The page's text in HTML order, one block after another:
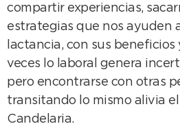
compartir experiencias,
estrategias que nos ayuden
lactancia, con sus beneficios
veces lo laboral genera
pero encontrarse con otras
transitando lo mismo alivia el
Candelaria.